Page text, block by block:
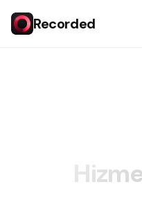
Recorded